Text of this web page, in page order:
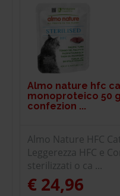
Almo nature hfc
monoproteico 50
confezion ...
Almo Nature HFC
Leggerezza HFC e
sterilizzati o ca ...
€ 24,96